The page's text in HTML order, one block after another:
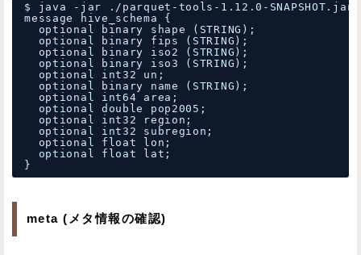
$ java -jar . /parquet-tools-1 .12.0-SNAPSHOT.jar
message hive_schema {
optional binary shape (STRING);
optional binary fips (STRING);
optional binary iso2 (STRING);
optional binary iso3 (STRING);
optional int32 un;
optional binary name (STRING);
optional int64 area;
optional double pop2005;
optional int32 region;
optional int32 subregion;
optional float lon;
optional float lat;
}
meta (メタ情報の確認)